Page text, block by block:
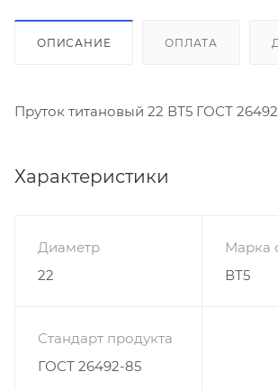
ОПИСАНИЕ ОПЛАТА
Пруток титановый 22 ВТ5 ГОСТ
Характеристики
Диаметр
22
Марка
ВТ5
Стандарт продукта
ГОСТ 26492-85